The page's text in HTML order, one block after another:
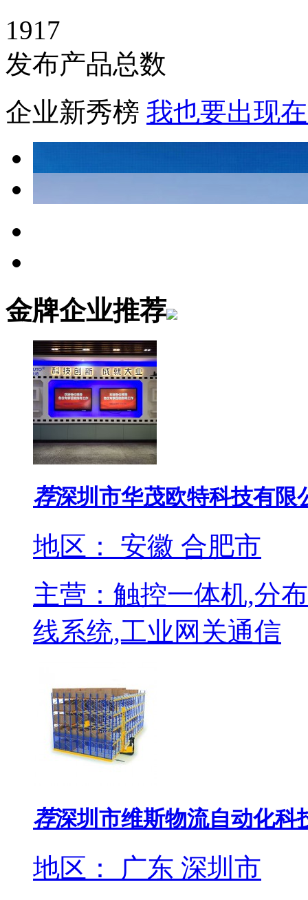
1917
发布产品总数
企业新秀榜 我也要出现
金牌企业推荐
荐深圳市华茂欧特科技有限
地区： 安徽 合肥市
主营：触控一体机,分
线系统,工业网关通信
荐深圳市维斯物流自动化科
地区： 广东 深圳市